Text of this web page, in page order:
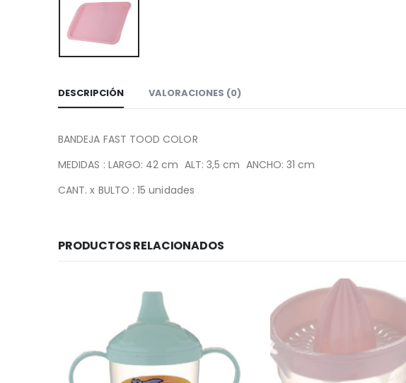
DESCRIPCIÓN VALORACIONES (0)
BANDEJA FAST TOOD COLOR
MEDIDAS : LARGO: 42 cm ALT: 3,5 cm ANCHO: 31 cm
CANT. x BULTO : 15 unidades
PRODUCTOS RELACIONADOS